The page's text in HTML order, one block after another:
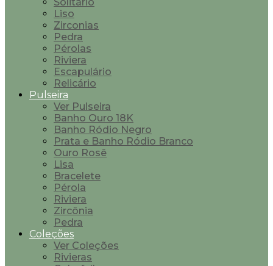
Liso
Zirconias
Pedra
Pérolas
Riviera
Escapulário
Relicário
Pulseira
Ver Pulseira
Banho Ouro 18K
Banho Ródio Negro
Prata e Banho Ródio Branco
Ouro Rosê
Lisa
Bracelete
Pérola
Riviera
Zircônia
Pedra
Coleções
Ver Coleções
Rivieras